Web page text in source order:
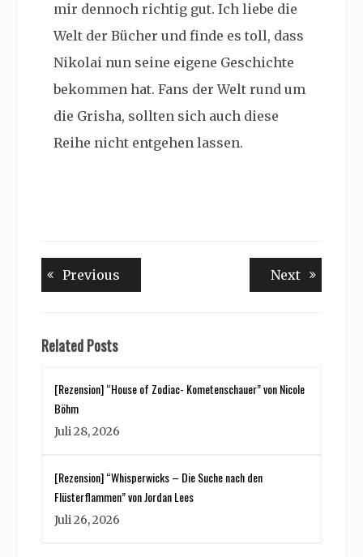
mir dennoch richtig gut. Ich liebe die
Welt der Bücher und finde es toll, dass
Nikolai nun seine eigene Geschichte
bekommen hat. Fans der Welt rund um
die Grisha, sollten sich auch diese
Reihe nicht entgehen lassen.
Beitragsnavigation
Previous NextNext
Related Posts
[Rezension] “House of Zodiac- Kometenschauer” von Nicole
Böhm
Juli 28, 2026
[Rezension] “Whisperwicks – Die Suche nach den
Flüsterflammen” von Jordan Lees
Juli 26, 2026